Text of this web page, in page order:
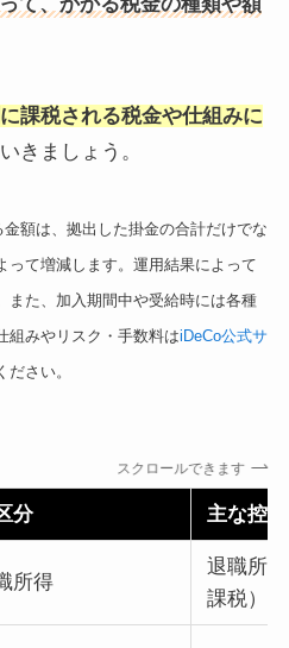
課税される税金や仕組みに
きましょう。
額は、拠出した掛金の合計だけでな
って増減します。運用結果によって
また、加入期間中や受給時には各種
組みやリスク・手数料はiDeCo公式サ
さい。
スクロールできます
分 主な控除
所得
退職所
課税）